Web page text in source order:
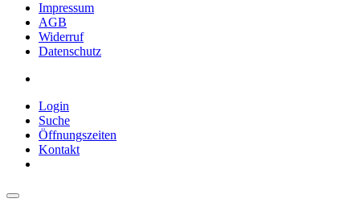
Impressum
AGB
Widerruf
Datenschutz
Login
Suche
Öffnungszeiten
Kontakt